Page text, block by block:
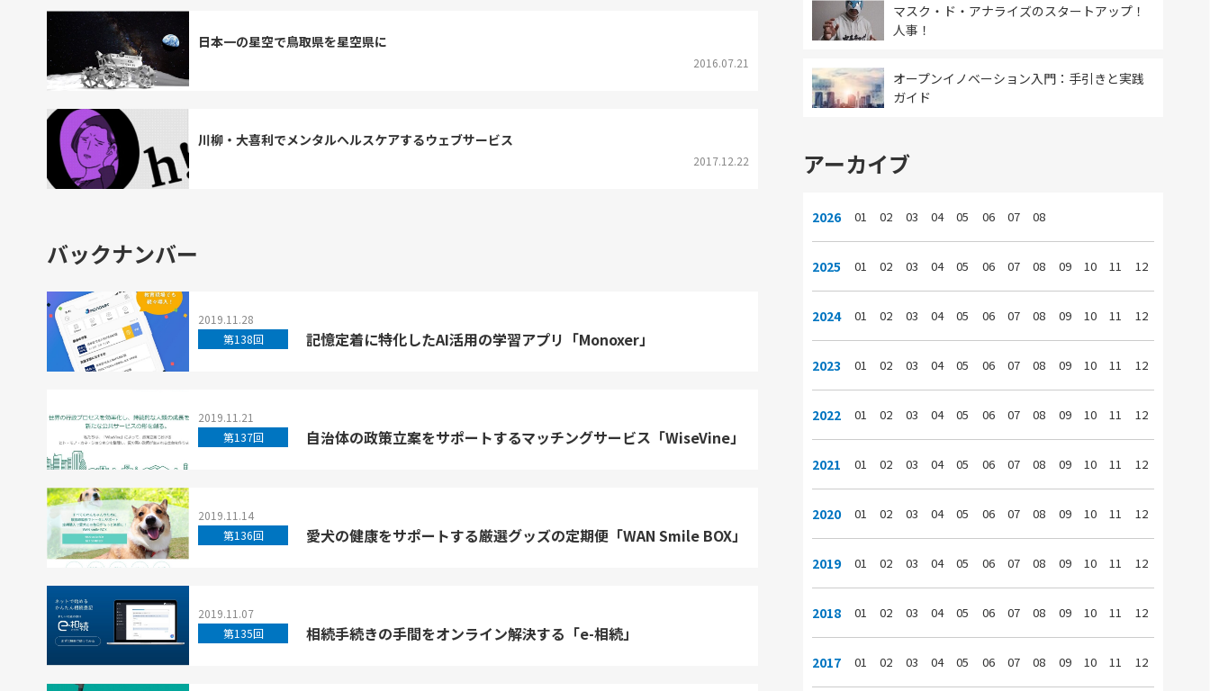
日本一の星空で鳥取県を星空県に
2016.07.21
川柳・大喜利でメンタルヘルスケアするウェブサービス
2017.12.22
バックナンバー
2019.11.28
第138回
記憶定着に特化したAI活用の学習アプリ「Monoxer」
2019.11.21
第137回
自治体の政策立案をサポートするマッチングサービス「WiseVine」
2019.11.14
第136回
愛犬の健康をサポートする厳選グッズの定期便「WAN Smile BOX」
2019.11.07
第135回
相続手続きの手間をオンライン解決する「e-相続」
マスク・ド・アナライズのスタートアップ！
人事！
オープンイノベーション入門：手引きと実践
ガイド
アーカイブ
2026 01 02 03 04 05 06 07 08
2025 01 02 03 04 05 06 07 08 09 10 11 12
2024 01 02 03 04 05 06 07 08 09 10 11 12
2023 01 02 03 04 05 06 07 08 09 10 11 12
2022 01 02 03 04 05 06 07 08 09 10 11 12
2021 01 02 03 04 05 06 07 08 09 10 11 12
2020 01 02 03 04 05 06 07 08 09 10 11 12
2019 01 02 03 04 05 06 07 08 09 10 11 12
2018 01 02 03 04 05 06 07 08 09 10 11 12
2017 01 02 03 04 05 06 07 08 09 10 11 12